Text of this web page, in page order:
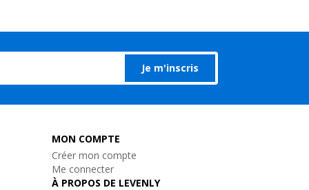
Je m'inscris
MON COMPTE
Créer mon compte
Me connecter
À PROPOS DE LEVENLY